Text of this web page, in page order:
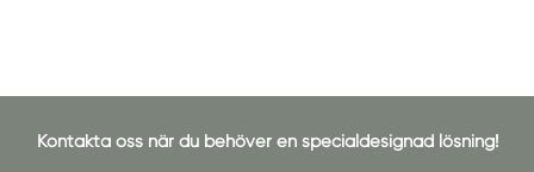
Kontakta oss när du behöver en specialdesignad lösning!